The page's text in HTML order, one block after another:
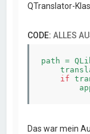
QTranslator-
CODE:ALLES
path =
if
Das war mein